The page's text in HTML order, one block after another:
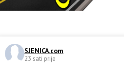
SJENICA.com
23 sati prije